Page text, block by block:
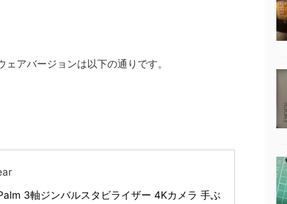
アバージョンは以下の通りです。
3軸ジンバルスタビライザー 4Kカメラ 手ぶ